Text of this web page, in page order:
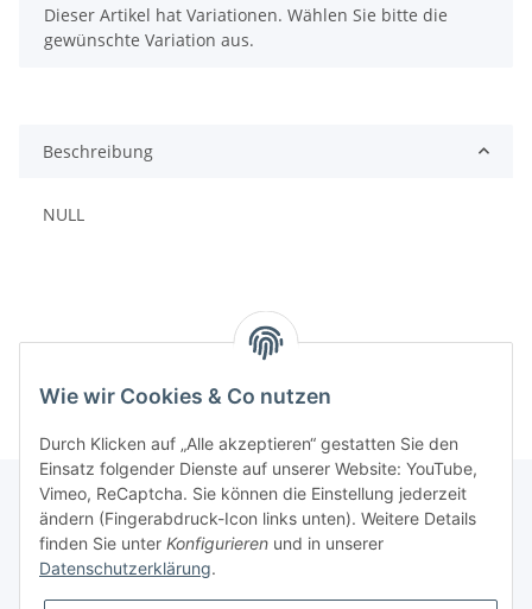
x
Dieser Artikel hat Variationen. Wählen Sie bitte die
gewünschte Variation aus.
Beschreibung
NULL
Informationen
Wie wir Cookies & Co nutzen
Durch Klicken auf „Alle akzeptieren“ gestatten Sie den
Einsatz folgender Dienste auf unserer Website: YouTube,
Vimeo, ReCaptcha. Sie können die Einstellung jederzeit
ändern (Fingerabdruck-Icon links unten). Weitere Details
finden Sie unter Konfigurieren und in unserer
Datenschutzerklärung.